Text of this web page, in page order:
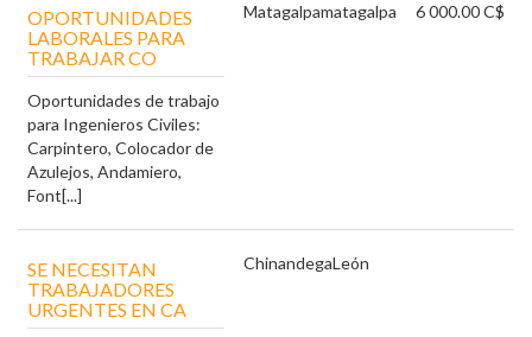
OPORTUNIDADES
LABORALES PARA
TRABAJAR CO
Oportunidades de trabajo
para Ingenieros Civiles:
Carpintero, Colocador de
Azulejos, Andamiero,
Font[...]
Matagalpamatagalpa 6 000.00 C$
SE NECESITAN
TRABAJADORES
URGENTES EN CA
ChinandegaLeón